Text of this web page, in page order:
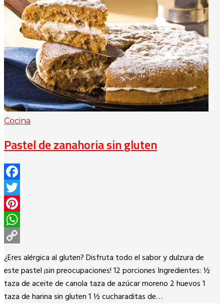
Cocina
Pastel de zanahoria sin gluten
Facebook
Twitter
Pinterest
WhatsApp
Copy
Link
¿Eres alérgica al gluten? Disfruta todo el sabor y dulzura de
este pastel ¡sin preocupaciones! 12 porciones Ingredientes: ½
taza de aceite de canola taza de azúcar moreno 2 huevos 1
taza de harina sin gluten 1 ½ cucharaditas de…